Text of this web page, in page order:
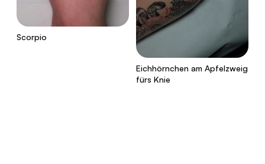
Scorpio
Eichhörnchen am Apfelzweig
fürs Knie